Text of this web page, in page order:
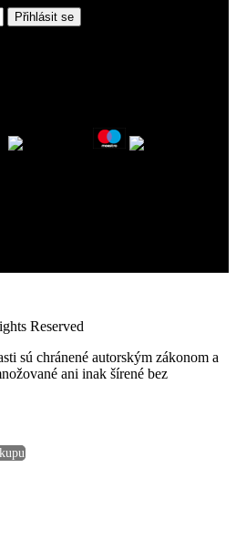
Přihlásit se
Reserved
sú chránené autorským zákonom a
ani inak šírené bez